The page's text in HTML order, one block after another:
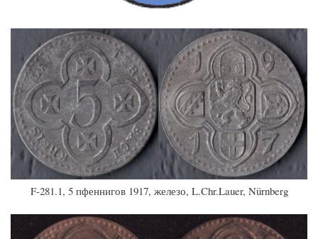
F-281.1, 5 пфеннигов 1917, железо, L.Chr.Lauer, Nürnberg